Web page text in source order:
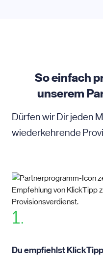
So einfach
unserem
Dürfen wir Dir jeden
wiederkehrende
1.
Du empfiehlst KlickTipp